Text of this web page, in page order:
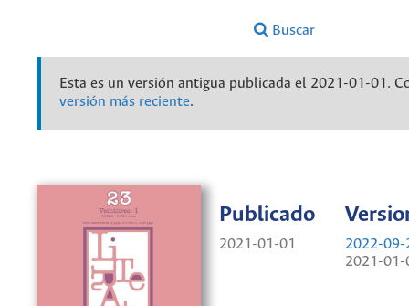
Buscar
Esta es un versión antigua publicada el 2021-01-01.
versión más reciente.
Publicado
2021-01-01
2022-
2021-